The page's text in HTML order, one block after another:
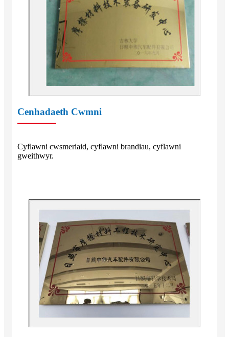
Cenhadaeth Cwmni
Cyflawni cwsmeriaid, cyflawni brandiau, cyflawni
gweithwyr.